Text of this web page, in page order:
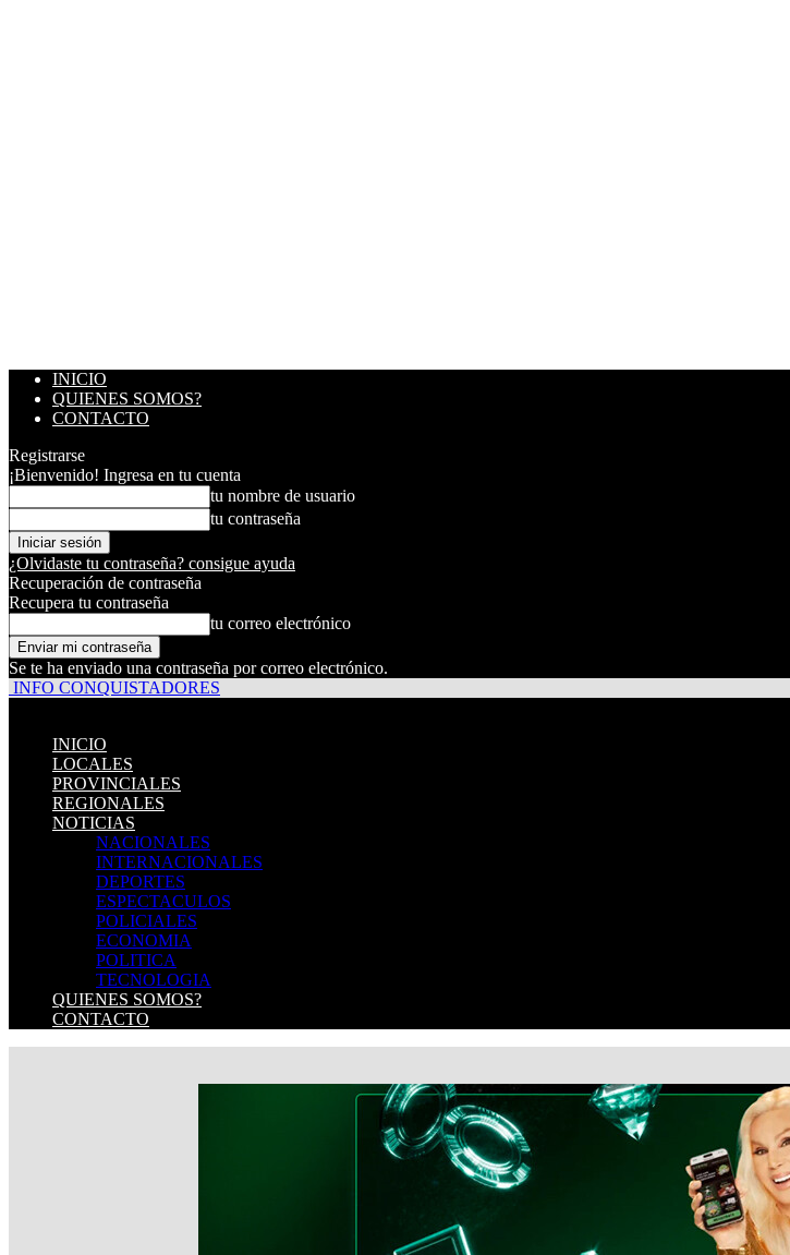
INICIO
QUIENES SOMOS?
CONTACTO
Registrarse
¡Bienvenido! Ingresa en tu cuenta
tu nombre de usuario
tu contraseña
¿Olvidaste tu contraseña? consigue ayuda
Recuperación de contraseña
Recupera tu contraseña
tu correo electrónico
Se te ha enviado una contraseña por correo electrónico.
INFO CONQUISTADORES
INICIO
LOCALES
PROVINCIALES
REGIONALES
NOTICIAS
NACIONALES
INTERNACIONALES
DEPORTES
ESPECTACULOS
POLICIALES
ECONOMIA
POLITICA
TECNOLOGIA
QUIENES SOMOS?
CONTACTO